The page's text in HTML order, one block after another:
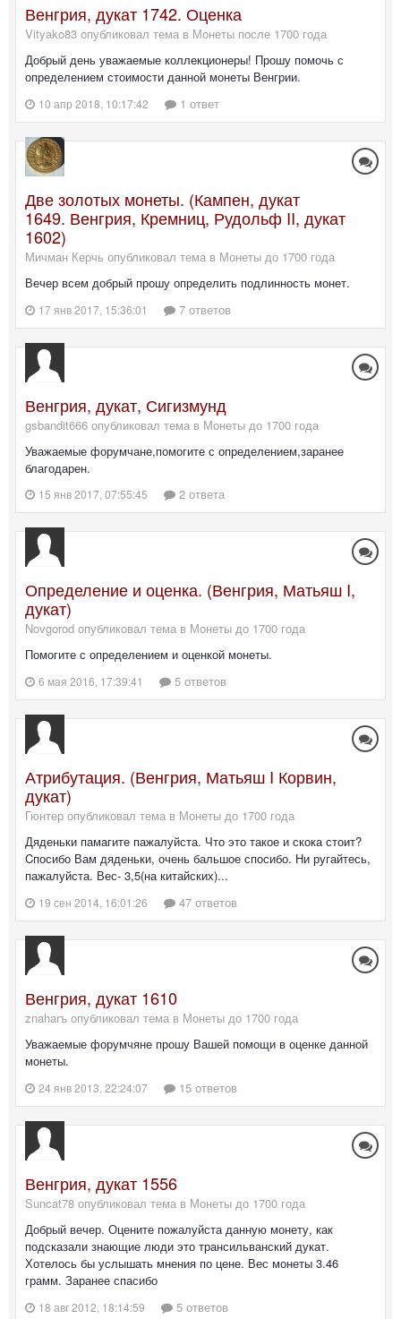
Венгрия, дукат 1742. Оценка
Vityako83 опубликовал тема в Монеты после 1700 года
Добрый день уважаемые коллекционеры! Прошу помочь с
определением стоимости данной монеты Венгрии.
10 апр 2018, 10:17:42 1 ответ
Две золотых монеты. (Кампен, дукат
1649. Венгрия, Кремниц, Рудольф II, дукат
1602)
Мичман Керчь опубликовал тема в Монеты до 1700 года
Вечер всем добрый прошу определить подлинность монет.
17 янв 2017, 15:36:01 7 ответов
Венгрия, дукат, Сигизмунд
gsbandit666 опубликовал тема в Монеты до 1700 года
Уважаемые форумчане,помогите с определением,заранее
благодарен.
15 янв 2017, 07:55:45 2 ответа
Определение и оценка. (Венгрия, Матьяш I,
дукат)
Novgorod опубликовал тема в Монеты до 1700 года
Помогите с определением и оценкой монеты.
6 мая 2016, 17:39:41 5 ответов
Атрибутация. (Венгрия, Матьяш I Корвин,
дукат)
Гюнтер опубликовал тема в Монеты до 1700 года
Дяденьки памагите пажалуйста. Что это такое и скока стоит?
Cпосибо Вам дяденьки, очень бальшое спосибо. Ни ругайтесь,
пажалуйста. Вес- 3,5(на китайских)...
19 сен 2014, 16:01:26 47 ответов
Венгрия, дукат 1610
znaharъ опубликовал тема в Монеты до 1700 года
Уважаемые форумчяне прошу Вашей помощи в оценке данной
монеты.
24 янв 2013, 22:24:07 15 ответов
Венгрия, дукат 1556
Suncat78 опубликовал тема в Монеты до 1700 года
Добрый вечер. Оцените пожалуйста данную монету, как
подсказали знающие люди это трансильванский дукат.
Хотелось бы услышать мнения по цене. Вес монеты 3.46
грамм. Заранее спасибо
18 авг 2012, 18:14:59 5 ответов